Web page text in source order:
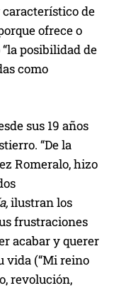
de
ofrece o
posibilidad de
como
sus 19 años
“De la
Romeralo, hizo
ilustran los
frustraciones
acabar y querer
vida (“Mi reino
revolución,